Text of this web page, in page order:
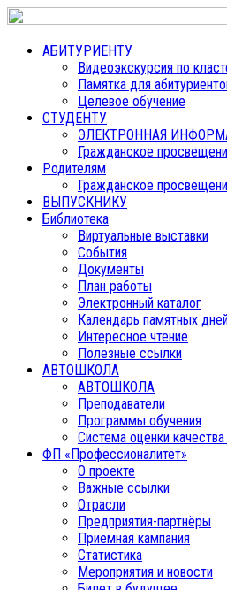
АБИТУРИЕНТУ
Видеоэкскурсия по
Памятка для
Целевое обучение
СТУДЕНТУ
ЭЛЕКТРОННАЯ
Гражданское
Родителям
Гражданское
ВЫПУСКНИКУ
Библиотека
Виртуальные выставки
События
Документы
План работы
Электронный каталог
Календарь памятных
Интересное чтение
Полезные ссылки
АВТОШКОЛА
АВТОШКОЛА
Преподаватели
Программы обучения
Система оценки
ФП «Профессионалитет»
О проекте
Важные ссылки
Отрасли
Предприятия-партнёры
Приемная кампания
Статистика
Мероприятия и новости